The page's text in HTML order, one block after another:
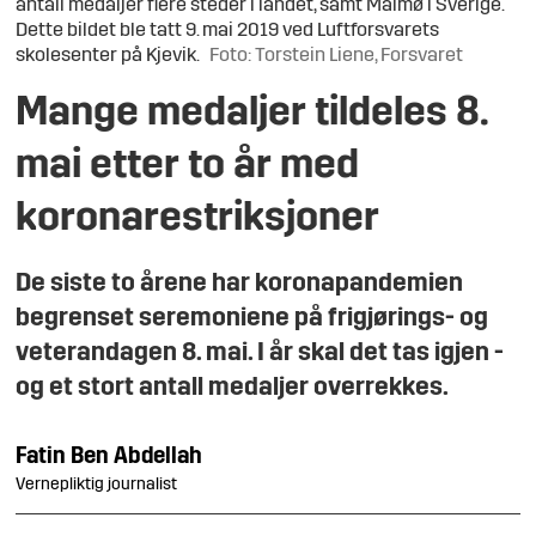
antall medaljer flere steder i landet, samt Malmø i Sverige.
Dette bildet ble tatt 9. mai 2019 ved Luftforsvarets
skolesenter på Kjevik.
Foto: Torstein Liene, Forsvaret
Mange medaljer tildeles 8.
mai etter to år med
koronarestriksjoner
De siste to årene har koronapandemien
begrenset seremoniene på frigjørings- og
veterandagen 8. mai. I år skal det tas igjen -
og et stort antall medaljer overrekkes.
Fatin Ben Abdellah
Vernepliktig journalist